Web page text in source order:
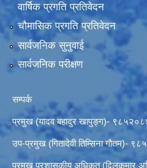
वार्षिक प्रगति प्रतिवेदन
चौमासिक प्रगति प्रतिवेदन
सार्वजनिक सुनुवाई
सार्वजनिक परीक्षण
सम्पर्क
प्रमुख (यादव बहादुर खापुङ्ग)-
उप-प्रमुख (गितादेवी तिम्सिना गाैतम)-
प्रमुख प्रशासकीय अधिकृत (दिलकुमार